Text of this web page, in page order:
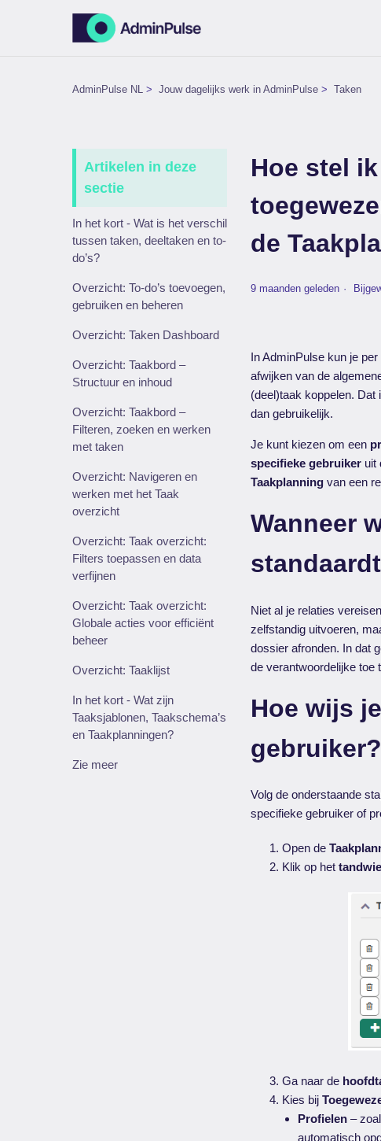
AdminPulse NL Jouw dagelijks werk in AdminPulse Taken
Artikelen in deze
sectie
In het kort - Wat is het verschil
tussen taken, deeltaken en to-
do’s?
Overzicht: To-do’s toevoegen,
gebruiken en beheren
Overzicht: Taken Dashboard
Overzicht: Taakbord –
Structuur en inhoud
Overzicht: Taakbord –
Filteren, zoeken en werken
met taken
Overzicht: Navigeren en
werken met het Taak
overzicht
Overzicht: Taak overzicht:
Filters toepassen en data
verfijnen
Overzicht: Taak overzicht:
Globale acties voor efficiënt
beheer
Overzicht: Taaklijst
In het kort - Wat zijn
Taaksjablonen, Taakschema’s
en Taakplanningen?
Zie meer
Hoe stel
de
9 maanden geleden
In AdminPulse kun je
afwijken van de
(deel)taak koppelen.
dan gebruikelijk.
Je kunt kiezen om een
specifieke gebruiker uit
Taakplanning van een
Wanneer
Niet al je relaties
zelfstandig uitvoeren,
dossier afronden. In dat
de verantwoordelijke toe
Hoe wijs
gebruiker?
Volg de onderstaande
specifieke gebruiker of
Open de
Klik op het
Ga naar de
Kies bij
Profielen –
automatisch